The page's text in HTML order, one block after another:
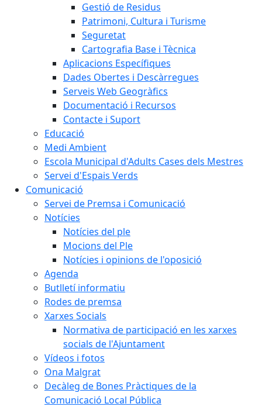
Gestió de Residus
Patrimoni, Cultura i Turisme
Seguretat
Cartografia Base i Tècnica
Aplicacions Específiques
Dades Obertes i Descàrregues
Serveis Web Geogràfics
Documentació i Recursos
Contacte i Suport
Educació
Medi Ambient
Escola Municipal d'Adults Cases dels Mestres
Servei d'Espais Verds
Comunicació
Servei de Premsa i Comunicació
Notícies
Notícies del ple
Mocions del Ple
Notícies i opinions de l'oposició
Agenda
Butlletí informatiu
Rodes de premsa
Xarxes Socials
Normativa de participació en les xarxes
socials de l'Ajuntament
Vídeos i fotos
Ona Malgrat
Decàleg de Bones Pràctiques de la
Comunicació Local Pública